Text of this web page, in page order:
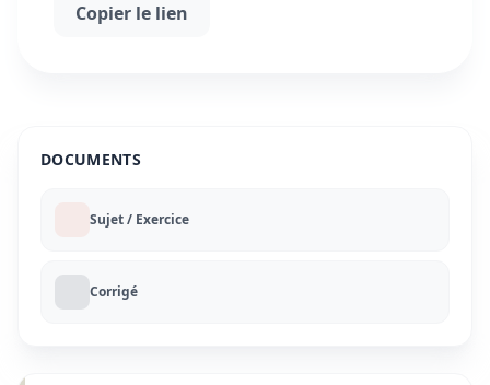
DOCUMENTS
Sujet / Exercice
Corrigé
Copier le lien